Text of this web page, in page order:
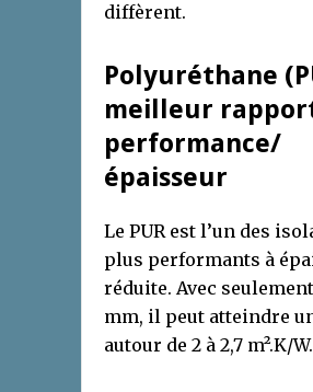
diffèrent.
Polyuréthane
meilleur
performance/
épaisseur
Le PUR est l’un des
plus performants à
réduite. Avec
mm, il peut atteindre
autour de 2 à 2,7 m².K/W.